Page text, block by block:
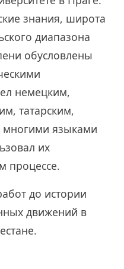
знания, широта
диапазона
обусловлены
немецким,
татарским,
многими языками
их
процессе.
до истории
движений в